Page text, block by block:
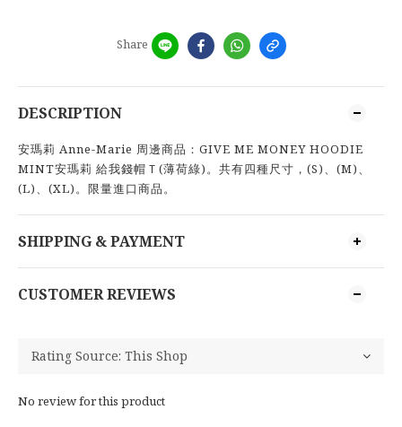
Share
DESCRIPTION
安瑪莉 Anne-Marie 周邊商品：GIVE ME MONEY HOODIE
MINT安瑪莉 給我錢帽Ｔ(薄荷綠)。共有四種尺寸，(S)、(M)、
(L)、(XL)。限量進口商品。
SHIPPING & PAYMENT
CUSTOMER REVIEWS
No review for this product